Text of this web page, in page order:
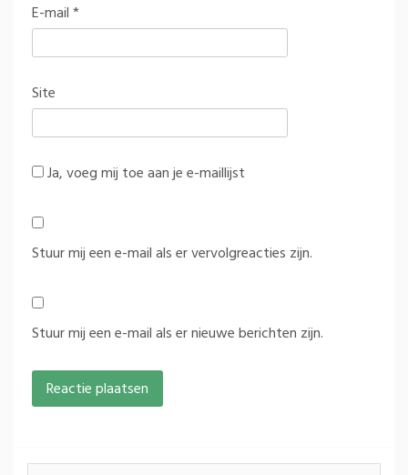
E-mail*
Site
Ja, voeg mij toe aan je e-maillijst
Stuur mij een e-mail als er vervolgreacties zijn.
Stuur mij een e-mail als er nieuwe berichten zijn.